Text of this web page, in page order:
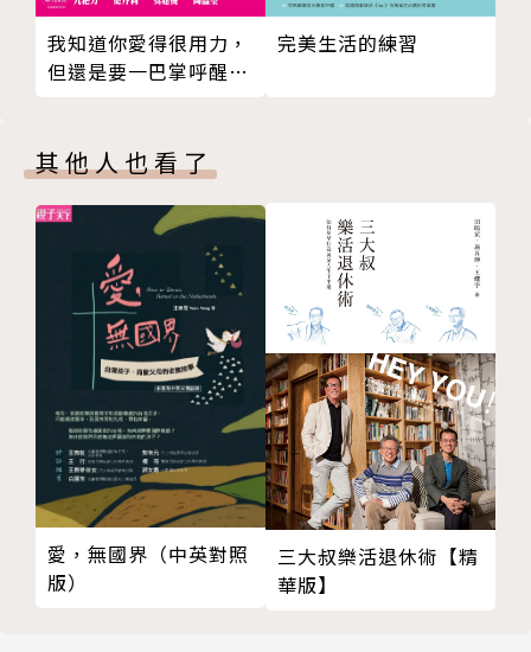
外遇恐懼症
人類的第一齣劇本
復仇的女神
去吧，我的愛
一個離婚女人的回憶
背叛！背叛！背叛！
全世界的人都知道
黑色的憤怒
憤怒的哲學
揮一揮手，不帶走一片雲彩
後悔嗎？捉姦
壞女人勝利了
愛是成全，還是佔有？
不離婚的理由
我是黃臉婆，但是我很溫柔
愛情零故障
我知道你愛得很用力，
但還是要一巴掌呼醒
完美生活的練習
其他人也看了
愛，無國界（中英對照
版）
三大叔樂活退休術【精
華版】